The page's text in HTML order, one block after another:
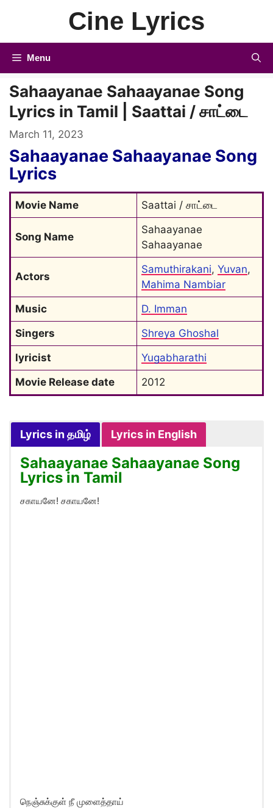
Cine Lyrics
Menu
Sahaayanae Sahaayanae Song
Lyrics in Tamil | Saattai / சாட்டை
March 11, 2023
Sahaayanae Sahaayanae Song
Lyrics
Movie Name Saattai / சாட்டை
Song Name
Sahaayanae
Sahaayanae
Actors
Samuthirakani, Yuvan
Mahima Nambiar
Music
D. Imman
Singers
Shreya Ghoshal
lyricist
Yugabharathi
Movie Release date
2012
Lyrics in தமிழ் Lyrics in English
Sahaayanae Sahaayanae Song
Lyrics in Tamil
சகாயனே! சகாயனே!
நெஞ்சுக்குள் நீ முளைத்தாய்